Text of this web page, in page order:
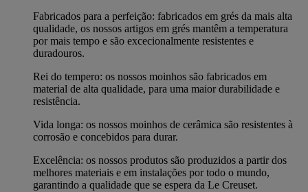
Fabricados para a perfeição: fabricados em grés da mais alta
qualidade, os nossos artigos em grés mantêm a temperatura
por mais tempo e são excecionalmente resistentes e
duradouros.
Rei do tempero: os nossos moinhos são fabricados em
material de alta qualidade, para uma maior durabilidade e
resistência.
Vida longa: os nossos moinhos de cerâmica são resistentes à
corrosão e concebidos para durar.
Excelência: os nossos produtos são produzidos a partir dos
melhores materiais e em instalações por todo o mundo,
garantindo a qualidade que se espera da Le Creuset.